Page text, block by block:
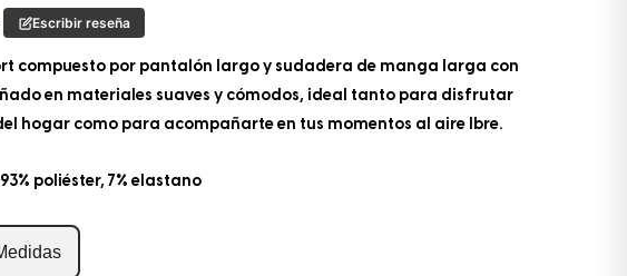
Escribir reseña
compuesto por pantalón largo y sudadera de manga larga con
en materiales suaves y cómodos, ideal tanto para disfrutar
hogar como para acompañarte en tus momentos al aire lbre.
poliéster, 7% elastano